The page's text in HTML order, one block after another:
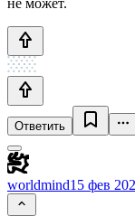
Ответить
worldmind15 фев